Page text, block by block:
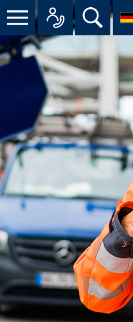
Menü Alle